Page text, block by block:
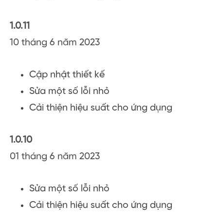
1.0.11
10 tháng 6 năm 2023
Cập nhật thiết kế
Sửa một số lỗi nhỏ
Cải thiện hiệu suất cho ứng dụng
1.0.10
01 tháng 6 năm 2023
Sửa một số lỗi nhỏ
Cải thiện hiệu suất cho ứng dụng